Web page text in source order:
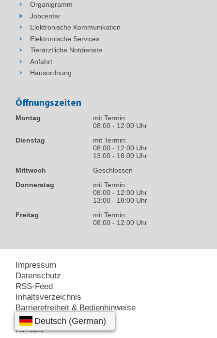
Organigramm
Jobcenter
Elektronische Kommunikation
Elektronische Services
Tierärztliche Notdienste
Anfahrt
Hausordnung
Öffnungszeiten
Montag
mit Termin:
08:00 - 12:00 Uhr
Dienstag
mit Termin:
08:00 - 12:00 Uhr
13:00 - 18:00 Uhr
Mittwoch
Geschlossen
Donnerstag
mit Termin:
08:00 - 12:00 Uhr
13:00 - 18:00 Uhr
Freitag
mit Termin:
08:00 - 12:00 Uhr
Impressum
Datenschutz
RSS-Feed
Inhaltsverzeichnis
Barrierefreiheit & Bedienhinweise
Amt24 – Service-Portal
Kontakt